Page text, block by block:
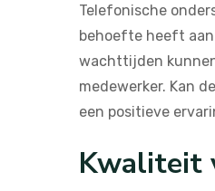
Telefonische
behoefte heeft aan
wachttijden
medewerker. Kan
een positieve
Kwaliteit